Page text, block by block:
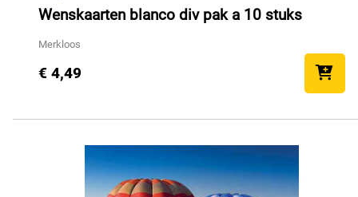
Wenskaarten blanco div pak a 10 stuks
Merkloos
€ 4,49